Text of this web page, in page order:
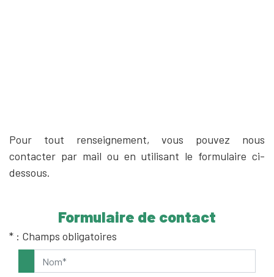
Pour tout renseignement, vous pouvez nous
contacter par mail ou en utilisant le formulaire ci-
dessous.
Formulaire de contact
* : Champs obligatoires